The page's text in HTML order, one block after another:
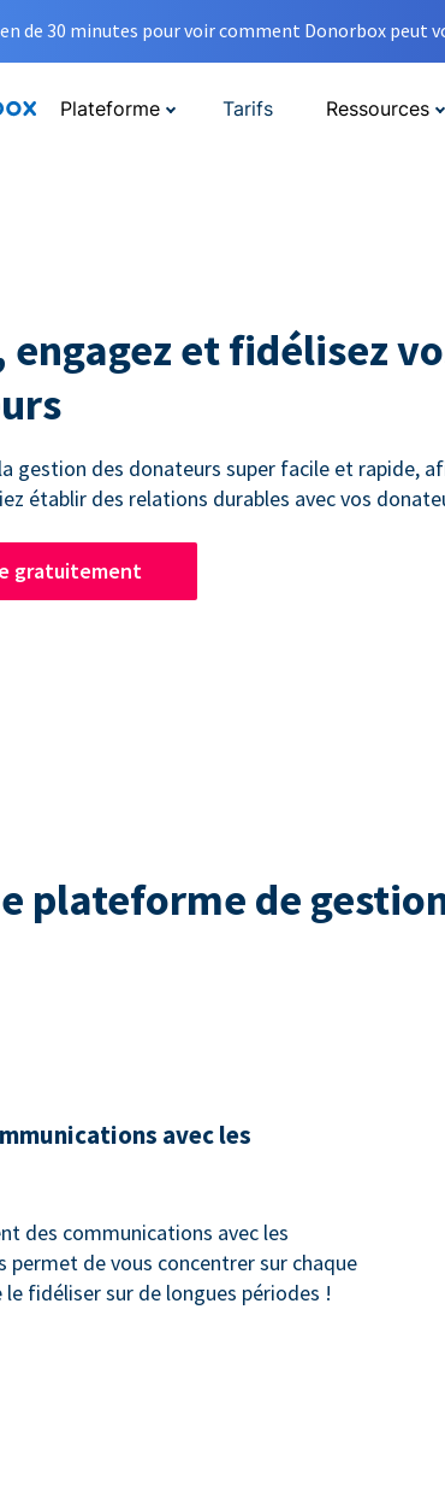
de 30 minutes pour voir comment Donorbox peut
Plateforme Tarifs Ressources
engagez et fidélisez
gestion des donateurs super facile et rapide,
établir des relations durables avec vos
gratuitement
plateforme de
avec les
des communications avec les
permet de vous concentrer sur chaque
fidéliser sur de longues périodes !